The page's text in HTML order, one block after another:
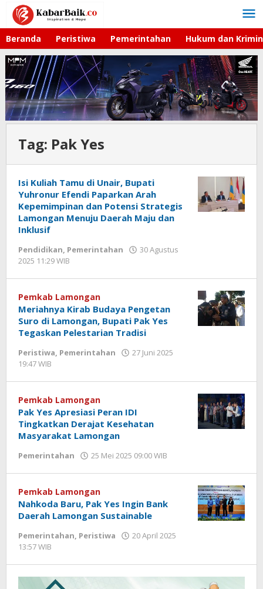
Lewati
konten
Beranda Peristiwa Pemerintahan Hukum dan
Tag: Pak Yes
Isi Kuliah Tamu di Unair, Bupati
Yuhronur Efendi Paparkan Arah
Kepemimpinan dan Potensi Strategis
Lamongan Menuju Daerah Maju dan
Inklusif
Pendidikan, Pemerintahan
30 Agustus
2025 11:29 WIB
Pemkab Lamongan
Meriahnya Kirab Budaya Pengetan
Suro di Lamongan, Bupati Pak Yes
Tegaskan Pelestarian Tradisi
Peristiwa, Pemerintahan
27 Juni 2025
19:47 WIB
Pemkab Lamongan
Pak Yes Apresiasi Peran IDI
Tingkatkan Derajat Kesehatan
Masyarakat Lamongan
Pemerintahan 25 Mei 2025 09:00 WIB
Pemkab Lamongan
Nahkoda Baru, Pak Yes Ingin Bank
Daerah Lamongan Sustainable
Pemerintahan, Peristiwa
20 April 2025
13:57 WIB